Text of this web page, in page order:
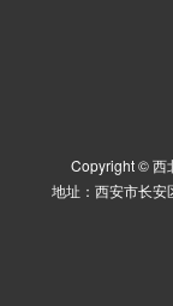
Copyright © 西
地址：西安市长